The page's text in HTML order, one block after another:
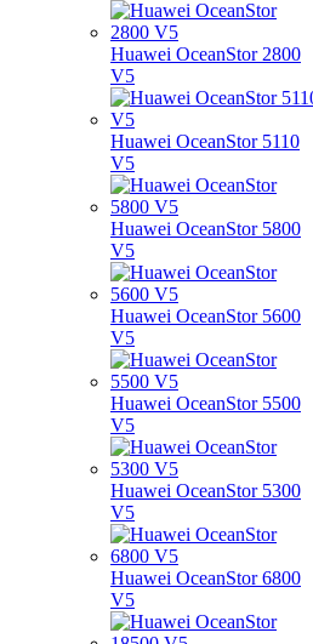
Huawei OceanStor 2800
V5
Huawei OceanStor 5110
V5
Huawei OceanStor 5800
V5
Huawei OceanStor 5600
V5
Huawei OceanStor 5500
V5
Huawei OceanStor 5300
V5
Huawei OceanStor 6800
V5